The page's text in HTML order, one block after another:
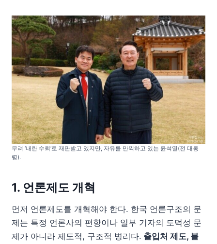
무려 ‘내란 수뢰’로 재판받고 있지만, 자유를 만끽하고 있는 윤석열(전 대통
령).
1. 언론제도 개혁
먼저 언론제도를 개혁해야 한다. 한국 언론구조의 문
제는 특정 언론사의 편향이나 일부 기자의 도덕성 문
제가 아니라 제도적, 구조적 병리다. 출입처 제도, 불